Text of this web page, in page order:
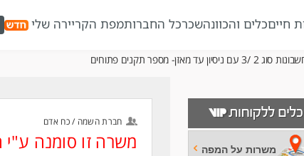
חייםכלים והכוונהשכרכל החברותמפת הקריירה שלי
עד מאזן- מספר תקנים פתוחים
משרות על המפה
חברת השמה / כח אדם
משרה זו סומנה